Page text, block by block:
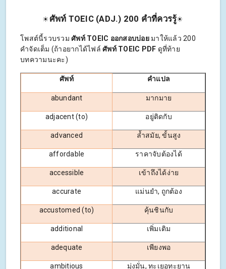
☀ศัพท์ TOEIC (ADJ.) 200 คำที่ควรรู้☀
โพสต์นี้รวบรวม ศัพท์ TOEIC ออกสอบบ่อยมาให้แล้ว 200
คำจัดเต็ม (ถ้าอยากได้ไฟล์ ศัพท์ TOEIC PDF ดูที่ท้าย
บทความนะคะ)
ศัพท์ คำแปล
abundant มากมาย
adjacent (to) อยู่ติดกับ
advanced ล้ำสมัย, ขั้นสูง
affordable ราคาจับต้องได้
accessible เข้าถึงได้ง่าย
accurate แม่นยำ, ถูกต้อง
accustomed (to) คุ้นชินกับ
additional เพิ่มเติม
adequate เพียงพอ
ambitious มุ่งมั่น, ทะเยอทะยาน